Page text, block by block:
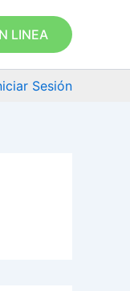
LINEA
Sesión